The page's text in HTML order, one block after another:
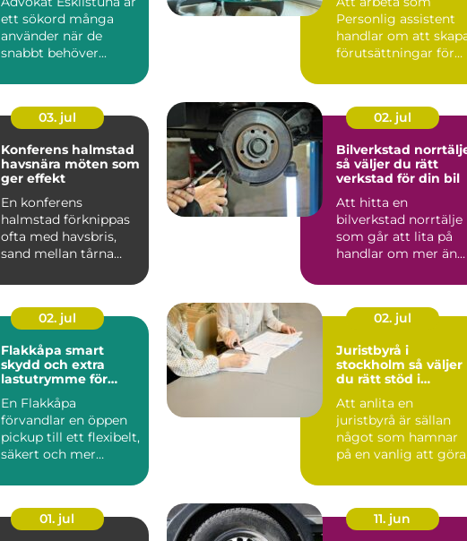
ett sökord många
använder när de
snabbt behöver...
Personlig assistent
handlar om att
förutsättningar för
vä...
03. jul
Konferens halmstad
havsnära möten som
ger effekt
En konferens
halmstad förknippas
ofta med havsbris,
sand mellan tårna
landskap bara m...
02. jul
Bilverkstad
så väljer du rätt
verkstad för din bil
Att hitta en
bilverkstad norrtälje
som går att lita på
handlar om mer än
För m...
02. jul
Flakkåpa smart
skydd och extra
lastutrymme för
En Flakkåpa
förvandlar en öppen
pickup till ett flexibelt,
säkert och mer
transportfordon...
02. jul
Juristbyrå i
stockholm så väljer
du rätt stöd i
Att anlita en
juristbyrå är sällan
något som hamnar
på en vanlig att
sam...
01. jul
11. jun